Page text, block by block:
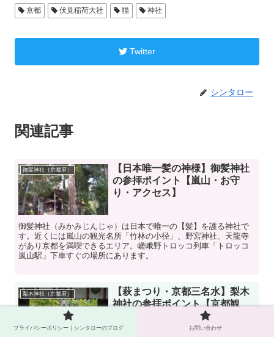
京都 伏見稲荷大社 猫 神社
Twitter
シンタロー
関連記事
御髪神社（京都府）
【日本唯一髪の神様】御髪神社
の参拝ポイント【嵐山・お守
り・アクセス】
御髪神社（みかみじんじゃ）は日本で唯一の【髪】を護る神社で
す。近くには嵐山の観光名所「竹林の小径」、野宮神社、天龍寺
があり京都を満喫できるエリア。嵯峨野トロッコ列車「トロッコ
嵐山駅」下車すぐの場所にあります。
梨木神社（京都府）
【萩まつり・京都三名水】梨木
神社の参拝ポイント【京都観
プライバシーポリシー｜シンタローのブログ お問い合わせ